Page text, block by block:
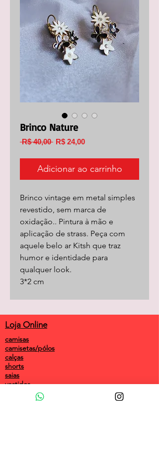
Brinco Nature
R$ 40,00 Preço
R$ 24,00Preço
Adicionar ao carrinho
Brinco vintage em metal simples
revestido, sem marca de
oxidação.. Pintura à mão e
aplicação de strass. Peça com
aquele belo ar Kitsh que traz
humor e identidade para
qualquer look.
3*2 cm
Loja Online
camisas
camisetas/pólos
calças
shorts
saias
vestidos